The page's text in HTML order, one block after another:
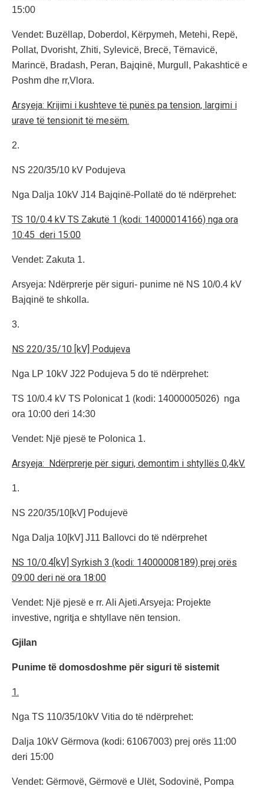
15:00
Vendet: Buzëllap, Doberdol, Kërpymeh, Metehi, Repë,
Pollat, Dvorisht, Zhiti, Sylevicë, Brecë, Tërnavicë,
Marincë, Bradash, Peran, Bajqinë, Murgull, Pakashticë e
Poshm dhe rr,Vlora.
Arsyeja: Krijimi i kushteve të punës pa tension, largimi i
urave të tensionit të mesëm.
2.
NS 220/35/10 kV Podujeva
Nga Dalja 10kV J14 Bajqinë-Pollatë do të ndërprehet:
TS 10/0.4 kV TS Zakutë 1 (kodi: 14000014166) nga ora
10:45 deri 15:00
Vendet: Zakuta 1.
Arsyeja: Ndërprerje për siguri- punime në NS 10/0.4 kV
Bajqinë te shkolla.
3.
NS 220/35/10 [kV] Podujeva
Nga LP 10kV J22 Podujeva 5 do të ndërprehet:
TS 10/0.4 kV TS Polonicat 1 (kodi: 14000005026) nga
ora 10:00 deri 14:30
Vendet: Një pjesë te Polonica 1.
Arsyeja: Ndërprerje për siguri, demontim i shtyllës 0,4kV.
1.
NS 220/35/10[kV] Podujevë
Nga Dalja 10[kV] J11 Ballovci do të ndërprehet
NS 10/0.4[kV] Syrkish 3 (kodi: 14000008189) prej orës
09:00 deri në ora 18:00
Vendet: Një pjesë e rr. Ali Ajeti.Arsyeja: Projekte
investive, ngritja e shtyllave nën tension.
Gjilan
Punime të domosdoshme për siguri të sistemit
1.
Nga TS 110/35/10kV Vitia do të ndërprehet:
Dalja 10kV Gërmova (kodi: 61067003) prej orës 11:00
deri 15:00
Vendet: Gërmovë, Gërmovë e Ulët, Sodovinë, Pompa